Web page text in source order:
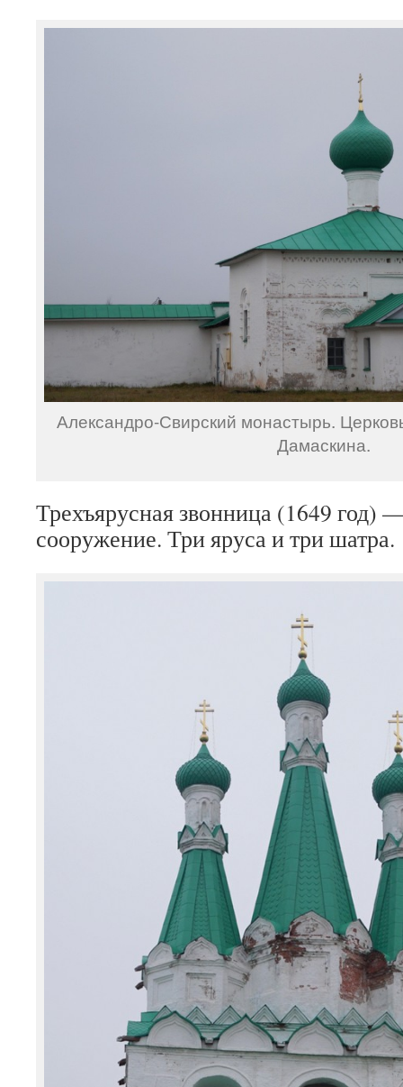
Александро-Свирский монастырь.
Дамаскина.
Трехъярусная звонница (1649 год)
сооружение. Три яруса и три шатра.